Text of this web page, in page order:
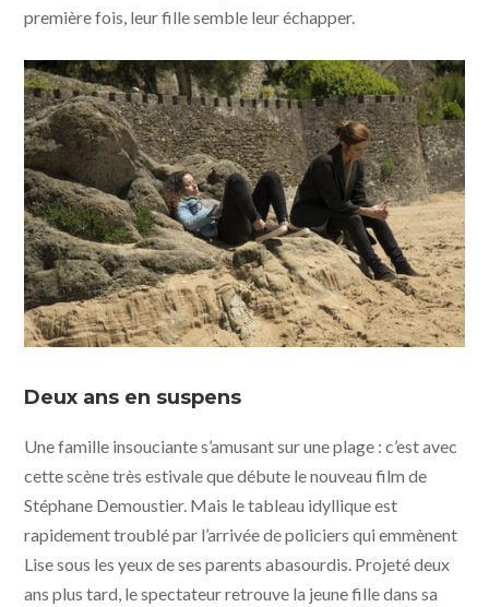
première fois, leur fille semble leur échapper.
Petit Film - FraKas productions - France 3 cinema
Deux ans en suspens
Une famille insouciante s’amusant sur une plage : c’est avec
cette scène très estivale que débute le nouveau film de
Stéphane Demoustier. Mais le tableau idyllique est
rapidement troublé par l’arrivée de policiers qui emmènent
Lise sous les yeux de ses parents abasourdis. Projeté deux
ans plus tard, le spectateur retrouve la jeune fille dans sa